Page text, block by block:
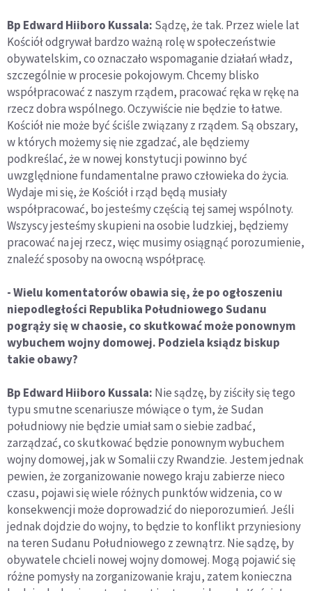
Bp Edward Hiiboro Kussala: Sądzę, że tak. Przez wiele lat
Kościół odgrywał bardzo ważną rolę w społeczeństwie
obywatelskim, co oznaczało wspomaganie działań władz,
szczególnie w procesie pokojowym. Chcemy blisko
współpracować z naszym rządem, pracować ręka w rękę na
rzecz dobra wspólnego. Oczywiście nie będzie to łatwe.
Kościół nie może być ściśle związany z rządem. Są obszary,
w których możemy się nie zgadzać, ale będziemy
podkreślać, że w nowej konstytucji powinno być
uwzględnione fundamentalne prawo człowieka do życia.
Wydaje mi się, że Kościół i rząd będą musiały
współpracować, bo jesteśmy częścią tej samej wspólnoty.
Wszyscy jesteśmy skupieni na osobie ludzkiej, będziemy
pracować na jej rzecz, więc musimy osiągnąć porozumienie,
znaleźć sposoby na owocną współpracę.
- Wielu komentatorów obawia się, że po ogłoszeniu
niepodległości Republika Południowego Sudanu
pogrąży się w chaosie, co skutkować może ponownym
wybuchem wojny domowej. Podziela ksiądz biskup
takie obawy?
Bp Edward Hiiboro Kussala: Nie sądzę, by ziściły się tego
typu smutne scenariusze mówiące o tym, że Sudan
południowy nie będzie umiał sam o siebie zadbać,
zarządzać, co skutkować będzie ponownym wybuchem
wojny domowej, jak w Somalii czy Rwandzie. Jestem jednak
pewien, że zorganizowanie nowego kraju zabierze nieco
czasu, pojawi się wiele różnych punktów widzenia, co w
konsekwencji może doprowadzić do nieporozumień. Jeśli
jednak dojdzie do wojny, to będzie to konflikt przyniesiony
na teren Sudanu Południowego z zewnątrz. Nie sądzę, by
obywatele chcieli nowej wojny domowej. Mogą pojawić się
różne pomysły na zorganizowanie kraju, zatem konieczna